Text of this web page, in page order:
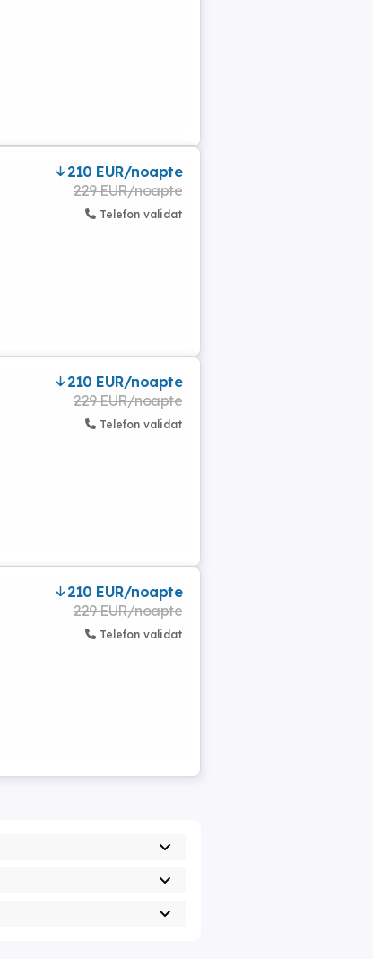
210 EUR/noapte
229 EUR/noapte
Telefon validat
210 EUR/noapte
229 EUR/noapte
Telefon validat
210 EUR/noapte
229 EUR/noapte
Telefon validat